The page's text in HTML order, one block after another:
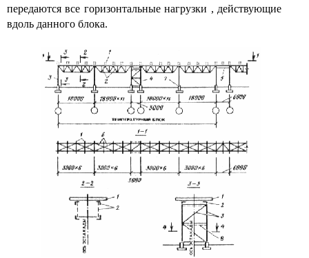
передаются все горизонтальные нагрузки , действующие
вдоль данного блока.